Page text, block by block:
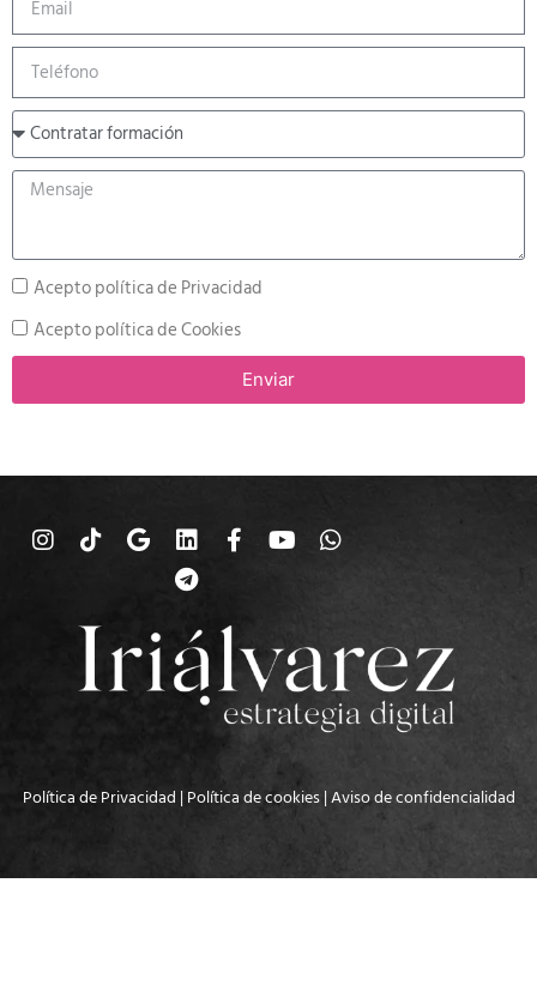
Acepto política de Privacidad
Acepto política de Cookies
Enviar
Política de Privacidad | Política de cookies|Aviso de confidencialidad